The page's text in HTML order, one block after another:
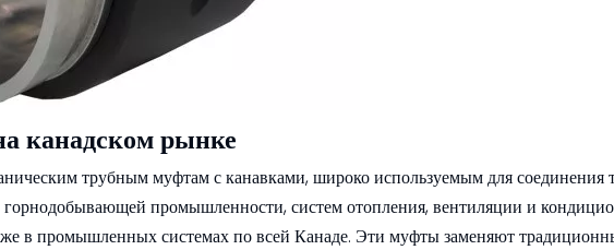
канадском рынке
трубным муфтам с канавками, широко используемым для соединения
промышленности, систем отопления, вентиляции и
в промышленных системах по всей Канаде. Эти муфты заменяют